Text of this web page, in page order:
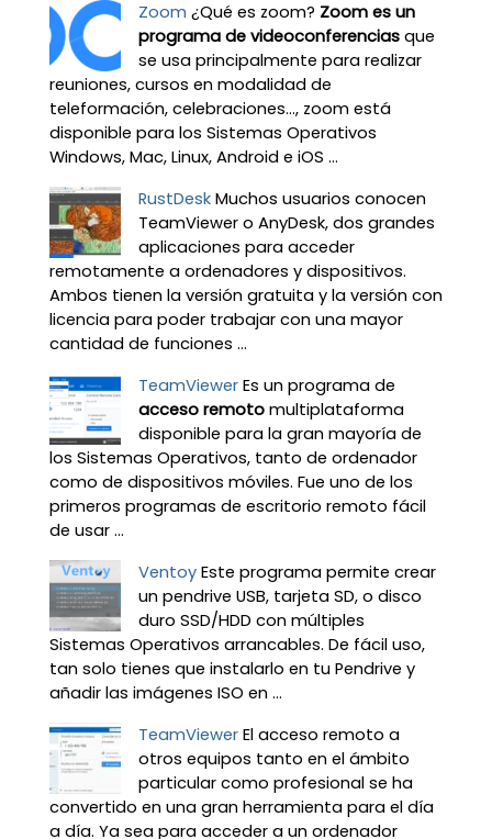
Zoom ¿Qué es zoom? Zoom es un
programa de videoconferenciasque
se usa principalmente para realizar
reuniones, cursos en modalidad de
teleformación, celebraciones…, zoom está
disponible para los Sistemas Operativos
Windows, Mac, Linux, Android e iOS ...
RustDesk Muchos usuarios conocen
TeamViewer o AnyDesk, dos grandes
aplicaciones para acceder
remotamente a ordenadores y dispositivos.
Ambos tienen la versión gratuita y la versión con
licencia para poder trabajar con una mayor
cantidad de funciones ...
TeamViewer Es un programa de
acceso remotomultiplataforma
disponible para la gran mayoría de
los Sistemas Operativos, tanto de ordenador
como de dispositivos móviles. Fue uno de los
primeros programas de escritorio remoto fácil
de usar ...
Ventoy Este programa permite crear
un pendrive USB, tarjeta SD, o disco
duro SSD/HDD con múltiples
Sistemas Operativos arrancables. De fácil uso,
tan solo tienes que instalarlo en tu Pendrive y
añadir las imágenes ISO en ...
TeamViewer El acceso remoto a
otros equipos tanto en el ámbito
particular como profesional se ha
convertido en una gran herramienta para el día
a día. Ya sea para acceder a un ordenador